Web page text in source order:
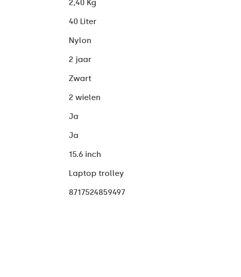
2,40 Kg
40 Liter
Nylon
2 jaar
Zwart
2 wielen
Ja
Ja
15.6 inch
Laptop trolley
8717524859497